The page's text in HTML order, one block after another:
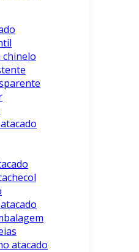
chinelo
atacado